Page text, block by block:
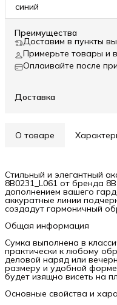
синий
Преимущества
Доставим в пункты
Примерьте товары и
Оплаивайте после
Доставка
О товаре
Стильный и элегантный
8B0231_L061 от бренда
дополнением вашего
аккуратные линии
создадут гармоничный
Общая информация
Сумка выполнена в
практически к любому
деловой наряд или
размеру и удобной
будет изящно висеть на
Основные свойства и